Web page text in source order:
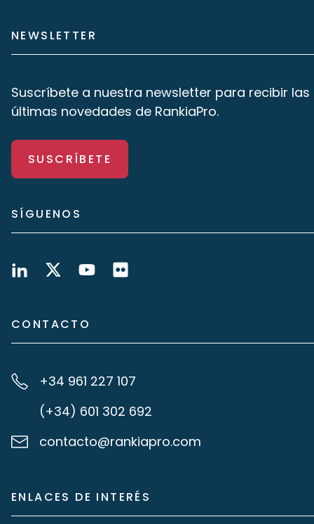
NEWSLETTER
Suscríbete a nuestra newsletter para recibir las
últimas novedades de RankiaPro.
SUSCRÍBETE
SÍGUENOS
CONTACTO
+34 961 227 107
(+34) 601 302 692
contacto@rankiapro.com
ENLACES DE INTERÉS